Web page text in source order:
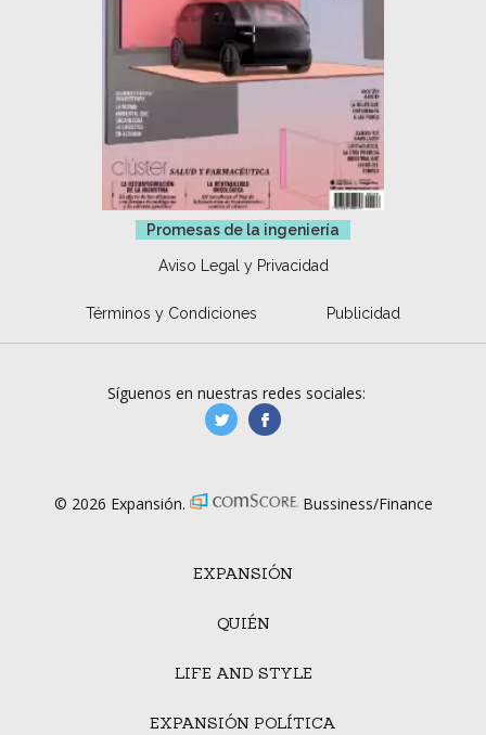
Promesas de la ingeniería
Aviso Legal y Privacidad
Términos y Condiciones Publicidad
EXPANSIÓN
QUIÉN
LIFE AND STYLE
EXPANSIÓN POLÍTICA
Síguenos en nuestras redes sociales:
manufacturaGE
© 2026 Expansión. Bussiness/Finance